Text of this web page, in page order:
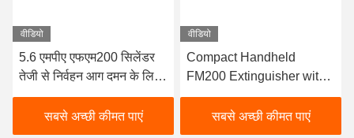
वीडियो
5.6 एमपीए एफएम200 सिलेंडर
तेजी से निर्वहन आग दमन के लिए
सीमलेस स्टील निर्माण के साथ
सबसे अच्छी कीमत पाएं
वीडियो
Compact Handheld
FM200 Extinguisher with
4KG Filling Volume and
≤10s Discharge Time for
Rapid Clean Agent Fire
सबसे अच्छी कीमत पाएं